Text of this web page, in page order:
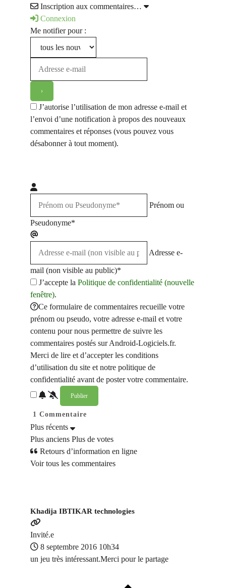
Inscription aux commentaires…
Connexion
Me notifier pour :
J’autorise l’utilisation de mon adresse e-mail et
l’envoi d’une notification à propos des nouveaux
commentaires et réponses (vous pouvez vous
désabonner à tout moment).
Prénom ou
Pseudonyme*
Adresse e-
mail (non visible au public)*
J’accepte la Politique de confidentialité (nouvelle
fenêtre).
Ce formulaire de commentaires recueille votre
prénom ou pseudo, votre adresse e-mail et votre
contenu pour nous permettre de suivre les
commentaires postés sur Android-Logiciels.fr.
Merci de lire et d’accepter les conditions
d’utilisation du site et notre politique de
confidentialité avant de poster votre commentaire.
1 Commentaire
Plus récents
Plus anciens Plus de votes
Retours d’information en ligne
Voir tous les commentaires
Khadija IBTIKAR technologies
Invité.e
8 septembre 2016 10h34
un jeu très intéressant.Merci pour le partage